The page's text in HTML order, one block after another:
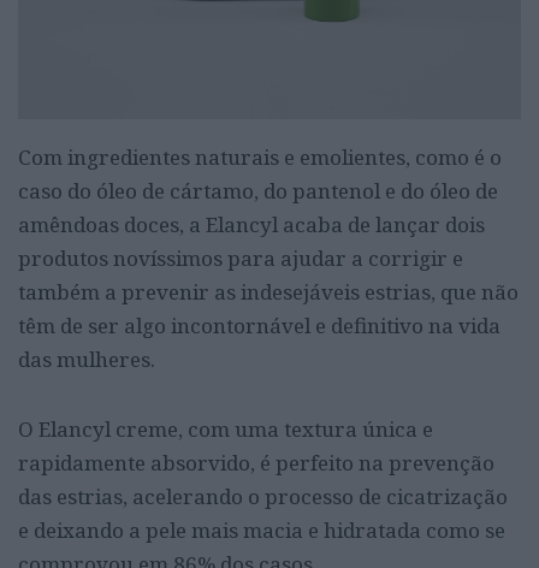
Com ingredientes naturais e emolientes, como é o
caso do óleo de cártamo, do pantenol e do óleo de
amêndoas doces, a Elancyl acaba de lançar dois
produtos novíssimos para ajudar a corrigir e
também a prevenir as indesejáveis estrias, que não
têm de ser algo incontornável e definitivo na vida
das mulheres.
O Elancyl creme, com uma textura única e
rapidamente absorvido, é perfeito na prevenção
das estrias, acelerando o processo de cicatrização
e deixando a pele mais macia e hidratada como se